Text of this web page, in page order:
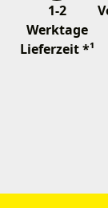
1-2
Werktage
Lieferzeit *¹